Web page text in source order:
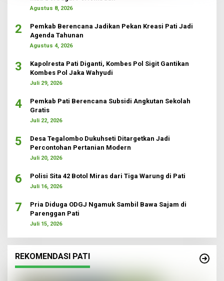
Agustus 8, 2026
2
Pemkab Berencana Jadikan Pekan Kreasi Pati Jadi
Agenda Tahunan
Agustus 4, 2026
3
Kapolresta Pati Diganti, Kombes Pol Sigit Gantikan
Kombes Pol Jaka Wahyudi
Juli 29, 2026
4
Pemkab Pati Berencana Subsidi Angkutan Sekolah
Gratis
Juli 22, 2026
5
Desa Tegalombo Dukuhseti Ditargetkan Jadi
Percontohan Pertanian Modern
Juli 20, 2026
6 Polisi Sita 42 Botol Miras dari Tiga Warung di Pati
Juli 16, 2026
7
Pria Diduga ODGJ Ngamuk Sambil Bawa Sajam di
Parenggan Pati
Juli 15, 2026
REKOMENDASI PATI